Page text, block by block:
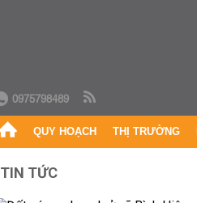
0975798489
QUY HOẠCH THỊ TRƯỜNG
TIN TỨC